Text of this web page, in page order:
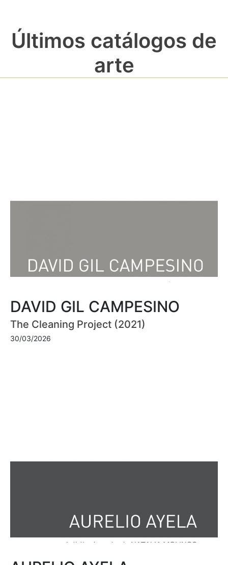
Últimos catálogos de
arte
DAVID GIL CAMPESINO
The Cleaning Project (2021)
30/03/2026